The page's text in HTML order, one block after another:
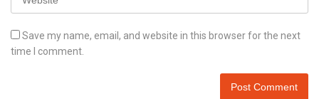
Save my name, email, and website in this browser for the next
time I comment.